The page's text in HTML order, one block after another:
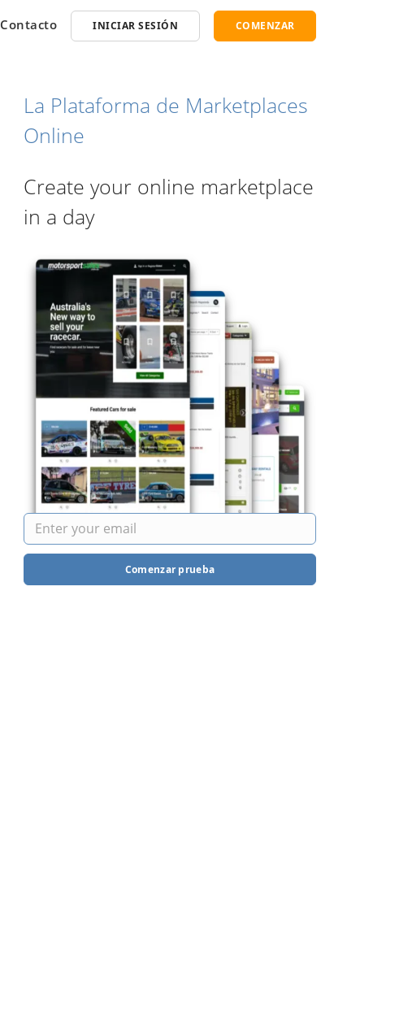
Contacto INICIAR SESIÓN COMENZAR
La Plataforma de Marketplaces
Online
Create your online marketplace
in a day
Comenzar prueba